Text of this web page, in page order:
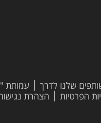
שלנו לדרך עמותת
הפרטיות הצהרת